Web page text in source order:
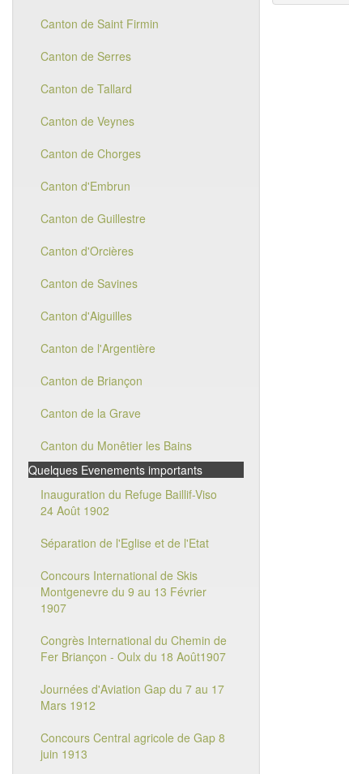
Canton de Saint Firmin
Canton de Serres
Canton de Tallard
Canton de Veynes
Canton de Chorges
Canton d'Embrun
Canton de Guillestre
Canton d'Orcières
Canton de Savines
Canton d'Aiguilles
Canton de l'Argentière
Canton de Briançon
Canton de la Grave
Canton du Monêtier les Bains
Quelques Evenements importants
Inauguration du Refuge Baillif-Viso
24 Août 1902
Séparation de l'Eglise et de l'Etat
Concours International de Skis
Montgenevre du 9 au 13 Février
1907
Congrès International du Chemin de
Fer Briançon - Oulx du 18 Août1907
Journées d'Aviation Gap du 7 au 17
Mars 1912
Concours Central agricole de Gap 8
juin 1913